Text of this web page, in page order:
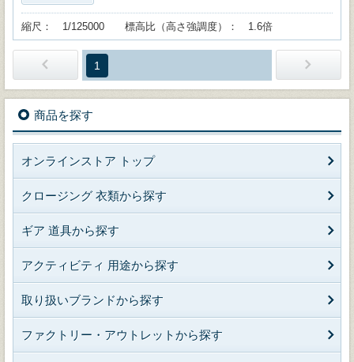
縮尺： 1/125000 標高比（高さ強調度）： 1.6倍
1
商品を探す
オンラインストア トップ
クロージング 衣類から探す
ギア 道具から探す
アクティビティ 用途から探す
取り扱いブランドから探す
ファクトリー・アウトレットから探す